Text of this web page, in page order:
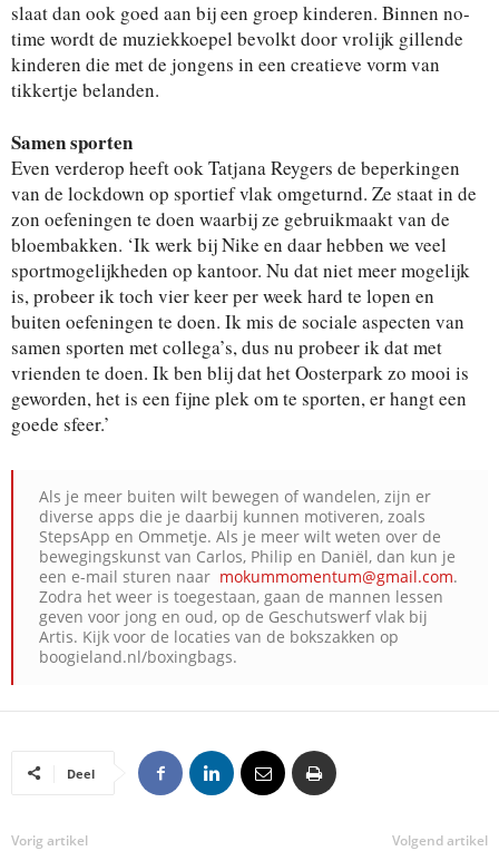
slaat dan ook goed aan bij een groep kinderen. Binnen no-
time wordt de muziekkoepel bevolkt door vrolijk gillende
kinderen die met de jongens in een creatieve vorm van
tikkertje belanden.
Samen sporten
Even verderop heeft ook Tatjana Reygers de beperkingen
van de lockdown op sportief vlak omgeturnd. Ze staat in de
zon oefeningen te doen waarbij ze gebruikmaakt van de
bloembakken. ‘Ik werk bij Nike en daar hebben we veel
sportmogelijkheden op kantoor. Nu dat niet meer mogelijk
is, probeer ik toch vier keer per week hard te lopen en
buiten oefeningen te doen. Ik mis de sociale aspecten van
samen sporten met collega’s, dus nu probeer ik dat met
vrienden te doen. Ik ben blij dat het Oosterpark zo mooi is
geworden, het is een fijne plek om te sporten, er hangt een
goede sfeer.’
Als je meer buiten wilt bewegen of wandelen, zijn er
diverse apps die je daarbij kunnen motiveren, zoals
StepsApp en Ommetje. Als je meer wilt weten over de
bewegingskunst van Carlos, Philip en Daniël, dan kun je
een e-mail sturen naar mokummomentum@gmail.com.
Zodra het weer is toegestaan, gaan de mannen lessen
geven voor jong en oud, op de Geschutswerf vlak bij
Artis. Kijk voor de locaties van de bokszakken op
boogieland.nl/boxingbags.
Deel
Vorig artikel Volgend artikel